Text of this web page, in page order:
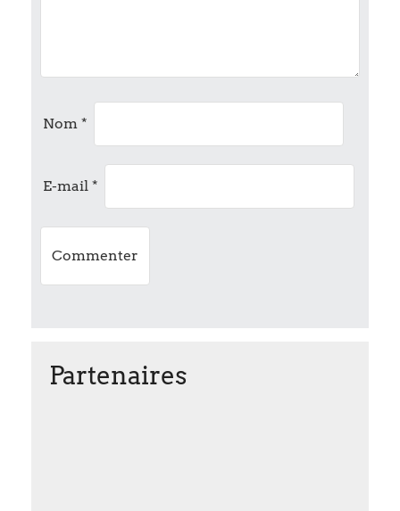
t
n
Nom *
E-mail *
Partenaires